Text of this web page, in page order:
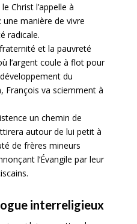
Christ l’appelle à
manière de vivre
radicale.
et la pauvreté
l’argent coule à flot pour
du
François va sciemment à
un chemin de
autour de lui petit à
de frères mineurs
l’Évangile par leur
interreligieux